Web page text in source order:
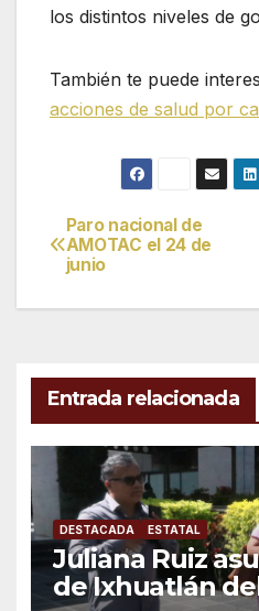
los distintos niveles de
También te puede
acciones de salud por
Navegación
de
Paro nacional de
AMOTAC el 24 de
junio
Entrada relacionada
DESTACADA ESTATAL
Juliana Ruiz
de Ixhuatlán